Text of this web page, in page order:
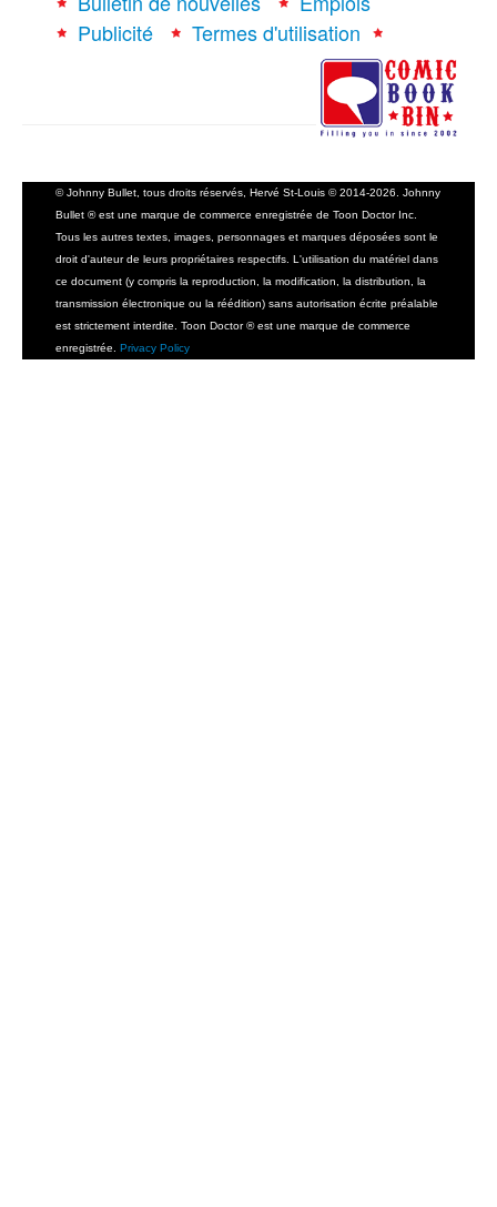
Publicité
Termes d'utilisation
© Johnny Bullet, tous droits réservés, Hervé St-Louis © 2014-2026. Johnny
Bullet ® est une marque de commerce enregistrée de Toon Doctor Inc.
Tous les autres textes, images, personnages et marques déposées sont le
droit d'auteur de leurs propriétaires respectifs. L'utilisation du matériel dans
ce document (y compris la reproduction, la modification, la distribution, la
transmission électronique ou la réédition) sans autorisation écrite préalable
est strictement interdite. Toon Doctor ® est une marque de commerce
enregistrée. Privacy Policy